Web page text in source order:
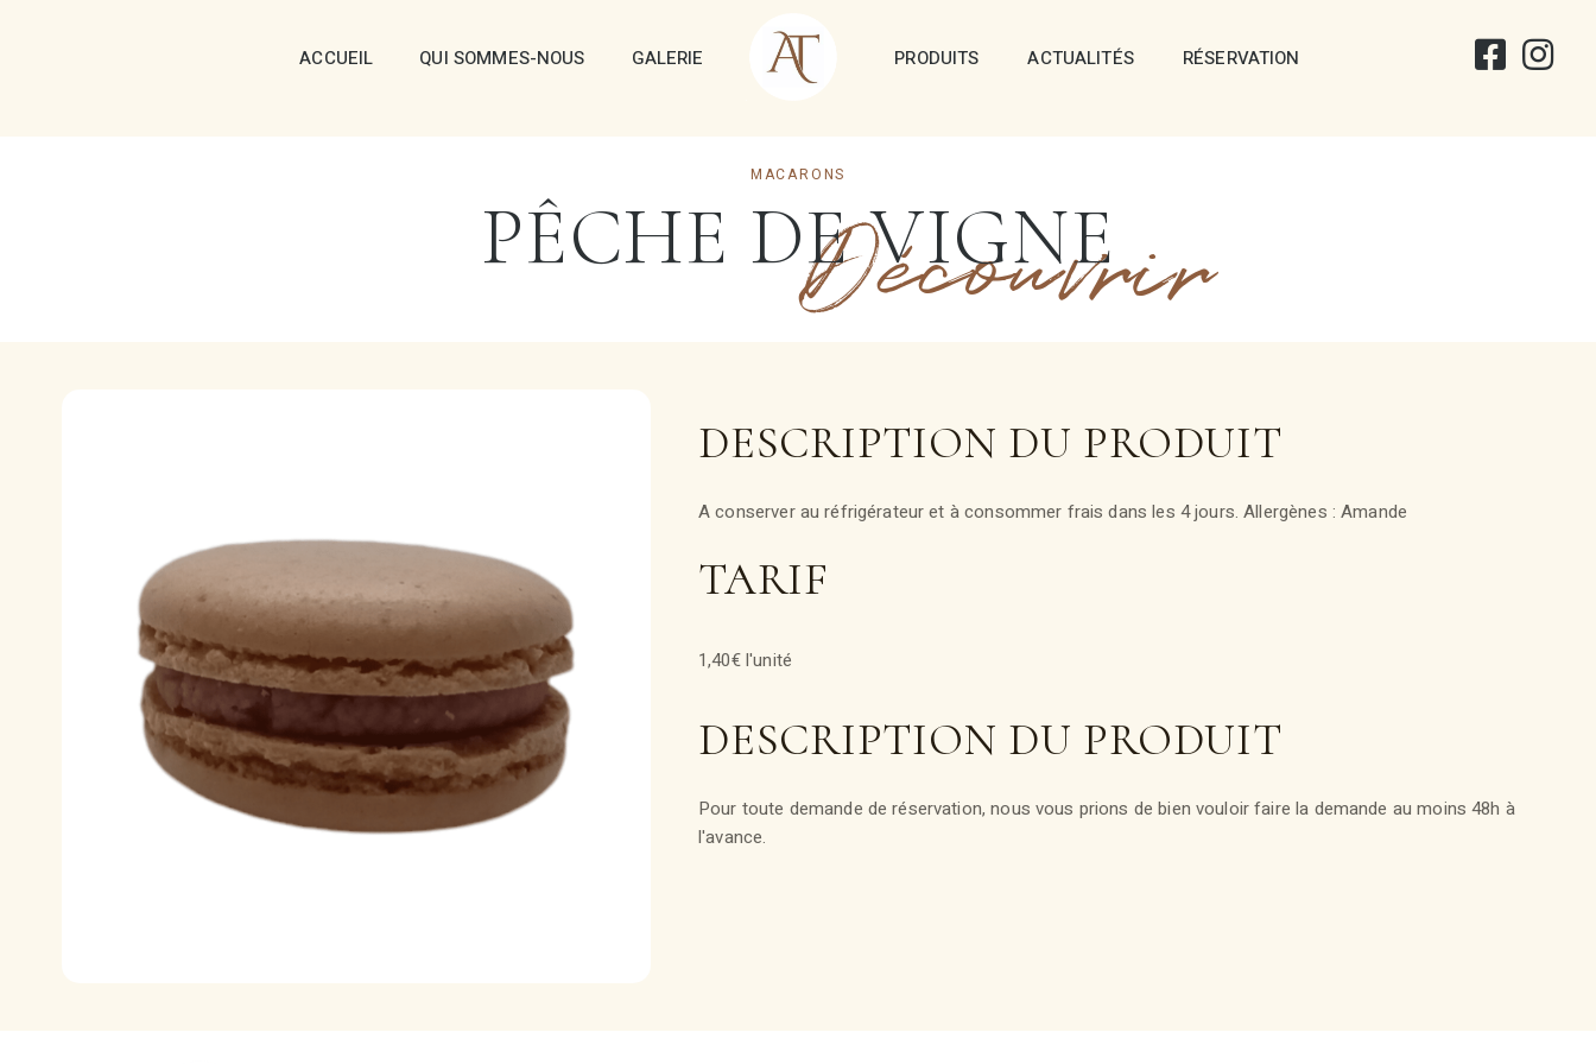
ACCUEIL QUI SOMMES-NOUS GALERIE PRODUITS ACTUALITÉS RÉSERVATION
MACARONS
PÊCHE DE VIGNE
Découvrir
DESCRIPTION DU PRODUIT
A conserver au réfrigérateur et à consommer frais dans les 4 jours. Allergènes : Amande
TARIF
1,40€ l'unité
DESCRIPTION DU PRODUIT
Pour toute demande de réservation, nous vous prions de bien vouloir faire la demande au moins 48h à
l'avance.